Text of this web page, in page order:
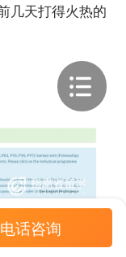
几天打得火热的
）
电话咨询